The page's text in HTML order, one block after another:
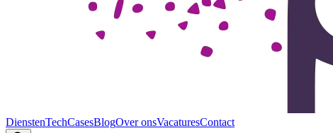
DienstenTechCasesBlogOver onsVacaturesContact